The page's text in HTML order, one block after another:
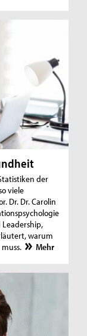
der
viele
Dr. Dr. Carolin
warum
Mehr